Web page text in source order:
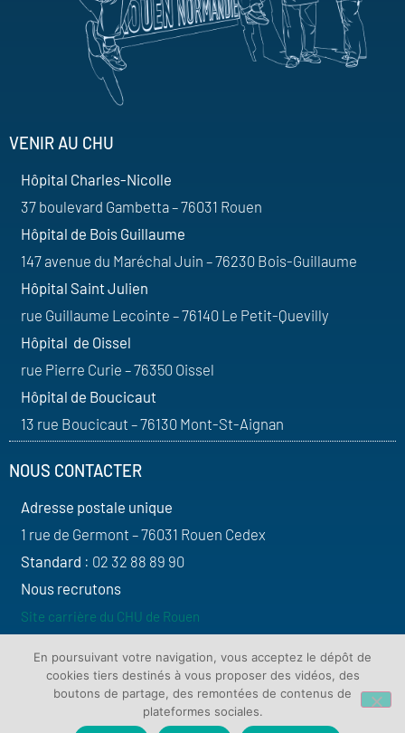
VENIR AU CHU
Hôpital Charles-Nicolle
37 boulevard Gambetta – 76031 Rouen
Hôpital de Bois Guillaume
147 avenue du Maréchal Juin – 76230 Bois-Guillaume
Hôpital Saint Julien
rue Guillaume Lecointe – 76140 Le Petit-Quevilly
Hôpital de Oissel
rue Pierre Curie – 76350 Oissel
Hôpital de Boucicaut
13 rue Boucicaut – 76130 Mont-St-Aignan
NOUS CONTACTER
Adresse postale unique
1 rue de Germont – 76031 Rouen Cedex
Standard : 02 32 88 89 90
Nous recrutons
Site carrière du CHU de Rouen
SUIVEZ-NOUS
En poursuivant votre navigation, vous acceptez le dépôt de
cookies tiers destinés à vous proposer des vidéos, des
boutons de partage, des remontées de contenus de
plateformes sociales.